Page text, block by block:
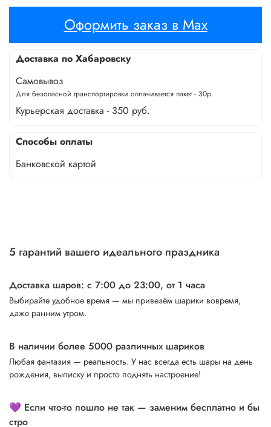
Оформить заказ в Max
Доставка по Хабаровску
Самовывоз
Для безопасной транспортировки оплачивается пакет - 30р.
Курьерская доставка - 350 руб.
Способы оплаты
Банковской картой
5 гарантий вашего идеального праздника
Доставка шаров: с 7:00 до 23:00, от 1 часа
Выбирайте удобное время — мы привезём шарики вовремя,
даже ранним утром.
В наличии более 5000 различных шариков
Любая фантазия — реальность. У нас всегда есть шары на день
рождения, выписку и просто поднять настроение!
💜 Если что-то пошло не так — заменим бесплатно и бы
стро